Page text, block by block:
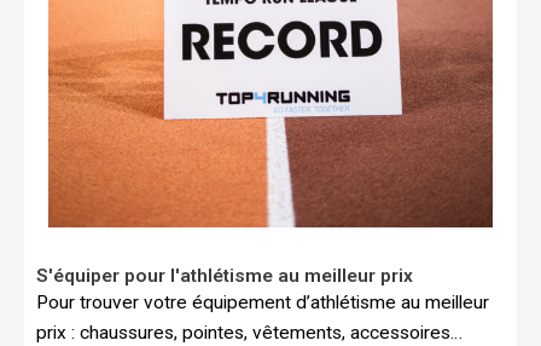
S'équiper pour l'athlétisme au meilleur prix​
Pour trouver votre équipement d’athlétisme au meilleur
prix : chaussures, pointes, vêtements, accessoires…